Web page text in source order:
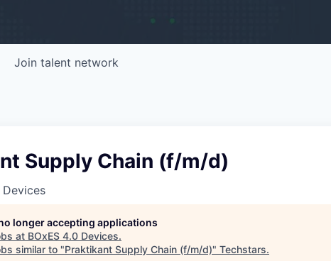
Join talent network
Supply Chain (f/m/d)
Devices
longer accepting applications
at BOxES 4.0 Devices.
similar to "Praktikant Supply Chain (f/m/d)" Techstars.